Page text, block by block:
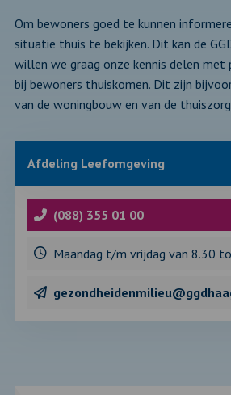
Om bewoners goed te kunnen
situatie thuis te bekijken. Dit kan de
willen we graag onze kennis delen
bij bewoners thuiskomen. Dit zijn
van de woningbouw en van de
Sluit
met
informatie
over
Afdeling Leefomgeving
(088) 355 01 00
Maandag t/m vrijdag van 8.30